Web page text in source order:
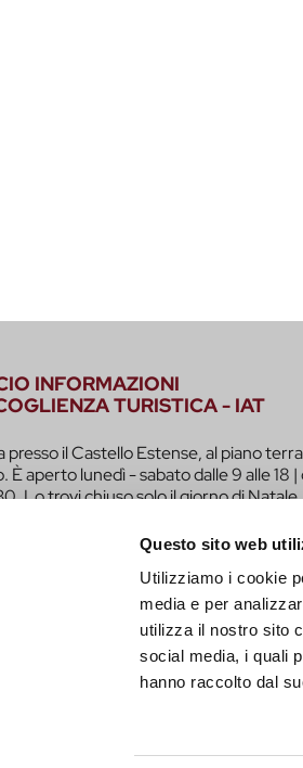
Questo sito web
Utilizziamo i cookie
media e per
utilizza il nostro sito
social media, i quali
hanno raccolto dal
INFORMAZIONI
TURISTICA - IAT
presso il Castello Estense, al piano
È aperto lunedì - sabato dalle 9 alle 18
Lo trovi chiuso solo il giorno di Natale.
0532-
OPERATORE TURISTICO E VUOI
PARTE DEL PROGETTO INFERRARA?